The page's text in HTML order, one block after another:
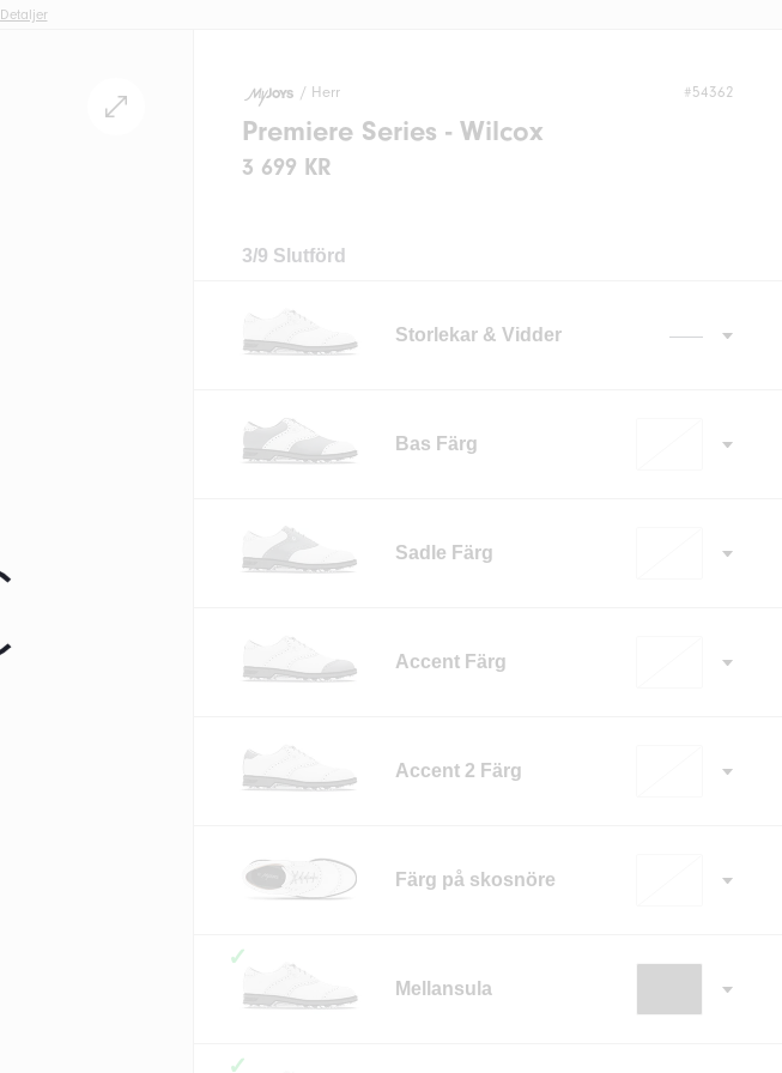
Detaljer
/ Herr #54362
Premiere Series - Wilcox
3 699 KR
3/9 Slutförd
Storlekar & Vidder ——
Bas Färg
Sadle Färg
Accent Färg
Accent 2 Färg
Färg på skosnöre
✓
Mellansula
✓